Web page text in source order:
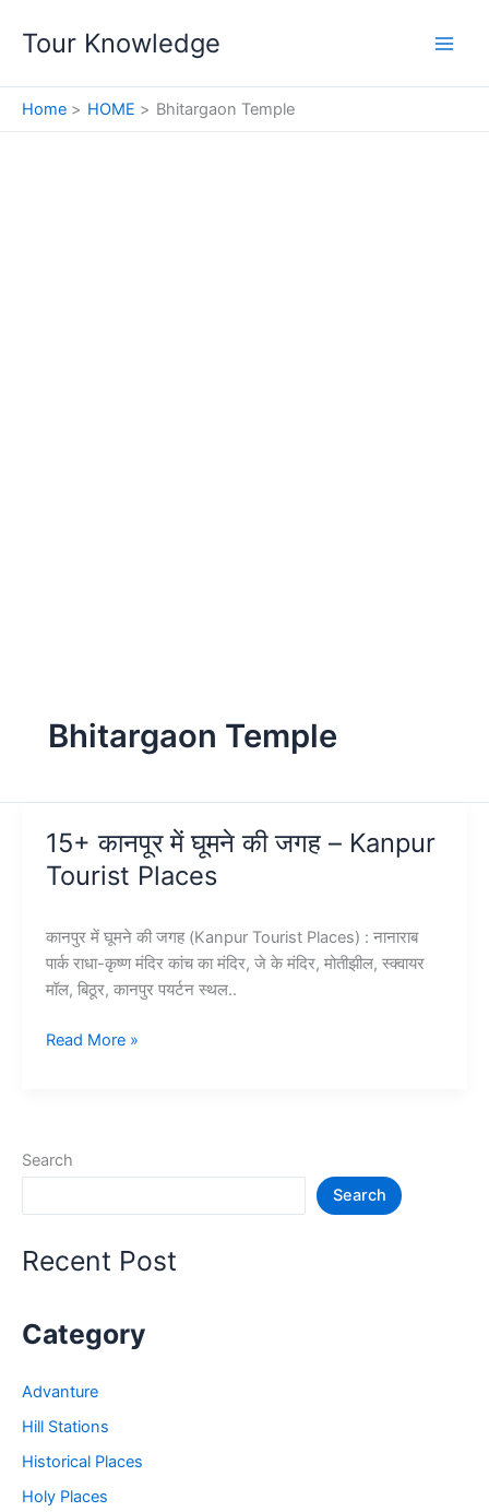
Tour Knowledge
Home HOME Bhitargaon Temple
Bhitargaon Temple
15+ कानपूर में घूमने की जगह – Kanpur
Tourist Places
कानपुर में घूमने की जगह (Kanpur Tourist Places) : नानाराब
पार्क राधा-कृष्ण मंदिर कांच का मंदिर, जे के मंदिर, मोतीझील, स्क्वायर
मॉल, बिठूर, कानपुर पयर्टन स्थल..
15+
जगह
Places
Read More »
Search
Search
Recent Post
Category
Advanture
Hill Stations
Historical Places
Holy Places